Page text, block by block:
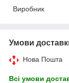
Виробник
Умови
Нова Пошта
Всі умови